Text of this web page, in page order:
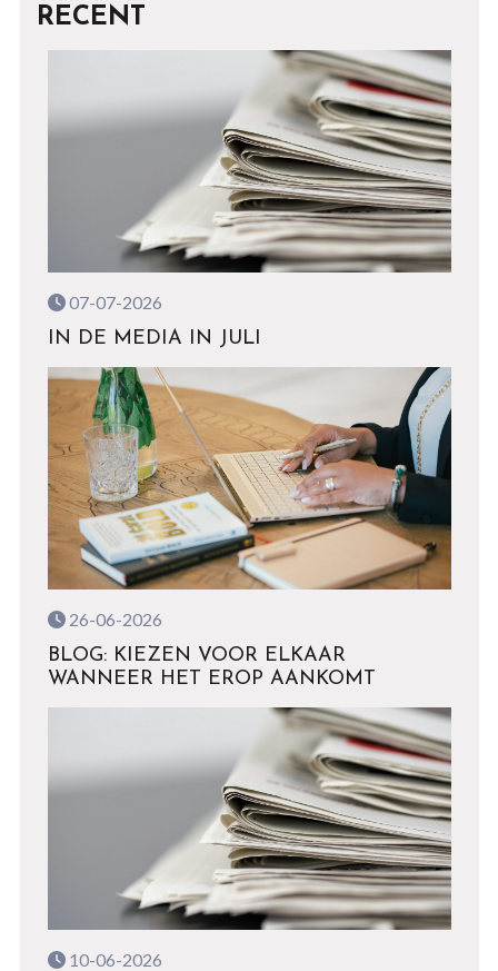
RECENT
07-07-2026
IN DE MEDIA IN JULI
26-06-2026
BLOG: KIEZEN VOOR ELKAAR
WANNEER HET EROP AANKOMT
10-06-2026